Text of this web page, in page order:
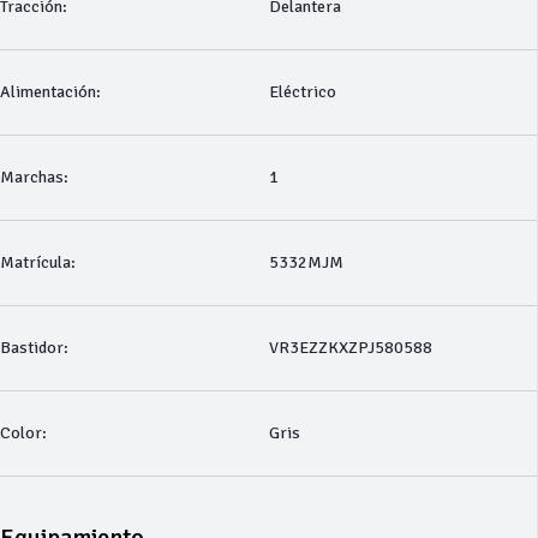
Tracción: Delantera
Alimentación: Eléctrico
Marchas: 1
Matrícula: 5332MJM
Bastidor: VR3EZZKXZPJ580588
Color: Gris